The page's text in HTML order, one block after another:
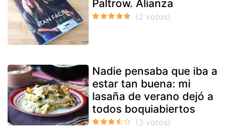
Paltrow. Alianza
Nadie pensaba que iba a
estar tan buena: mi
lasaña de verano dejó a
todos boquiabiertos